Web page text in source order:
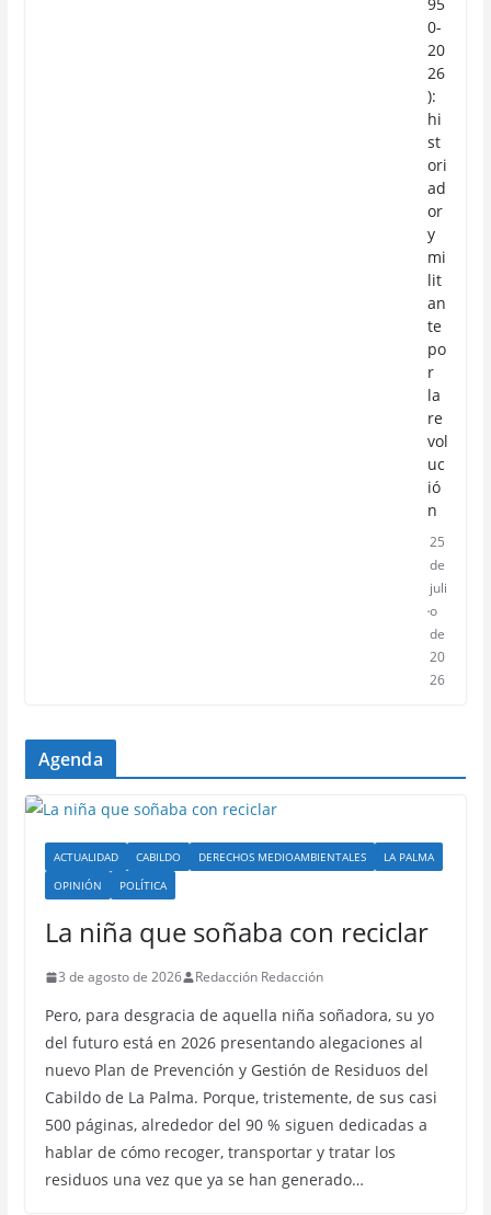
0-
20
26
):
hi
st
ori
ad
or
y
mi
lit
an
te
po
r
la
re
vol
uc
ió
n
25
de
juli
o
de
20
26
Agenda
ACTUALIDAD CABILDO DERECHOS MEDIOAMBIENTALES
LA PALMA
OPINIÓN
POLÍTICA
La niña que soñaba con reciclar
3 de agosto de 2026 Redacción Redacción
Pero, para desgracia de aquella niña soñadora, su yo
del futuro está en 2026 presentando alegaciones al
nuevo Plan de Prevención y Gestión de Residuos del
Cabildo de La Palma. Porque, tristemente, de sus casi
500 páginas, alrededor del 90 % siguen dedicadas a
hablar de cómo recoger, transportar y tratar los
residuos una vez que ya se han generado…